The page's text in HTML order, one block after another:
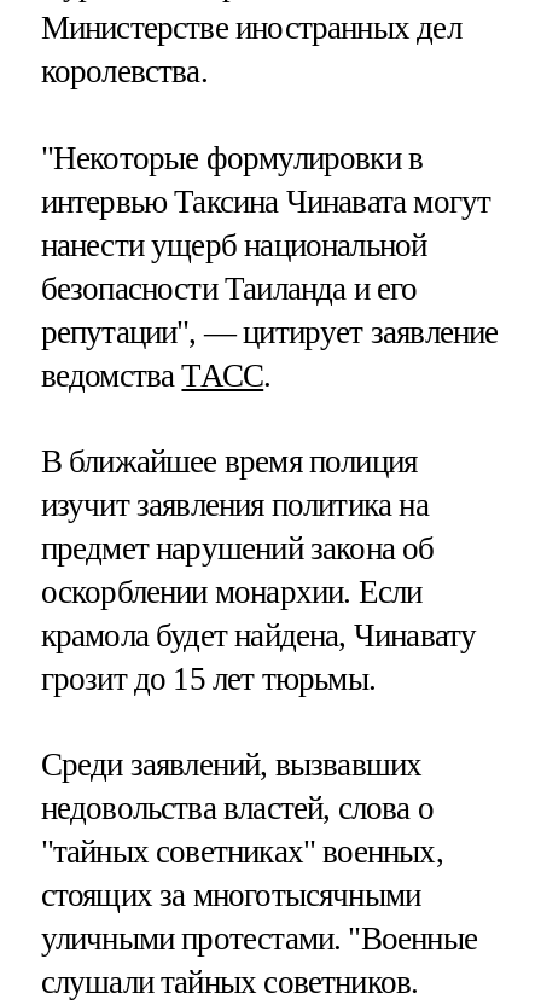
Министерстве иностранных дел
королевства.
"Некоторые формулировки в
интервью Таксина Чинавата могут
нанести ущерб национальной
безопасности Таиланда и его
репутации", — цитирует заявление
ведомстваТАСС.
В ближайшее время полиция
изучит заявления политика на
предмет нарушений закона об
оскорблении монархии. Если
крамола будет найдена, Чинавату
грозит до 15 лет тюрьмы.
Среди заявлений, вызвавших
недовольства властей, слова о
"тайных советниках" военных,
стоящих за многотысячными
уличными протестами. "Военные
слушали тайных советников.